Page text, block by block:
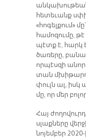
հետեւանք
«հոգելքում»
համոզումը,
պէտք է, հարկ
ծառերը,
որպէսզի անոր
տան
փուլն ալ,
մը, որ մեր
Հայ
սլաքները
նոյեմբեր